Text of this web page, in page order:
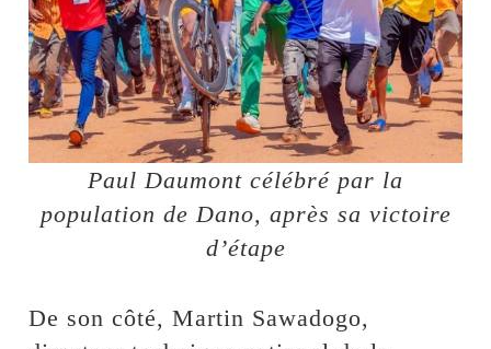
Paul Daumont célébré par la
population de Dano, après sa victoire
d’étape
De son côté, Martin Sawadogo,